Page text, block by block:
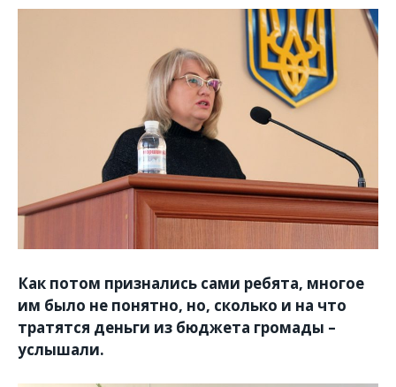
Как потом признались сами ребята, многое
им было не понятно, но, сколько и на что
тратятся деньги из бюджета громады –
услышали.